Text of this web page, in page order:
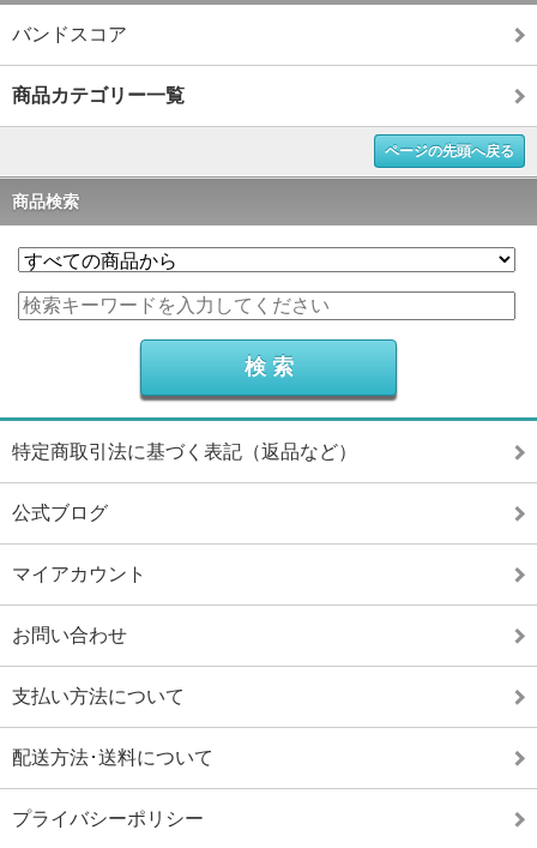
バンドスコア
商品カテゴリー一覧
ページの先頭へ戻る
商品検索
特定商取引法に基づく表記（返品など）
公式ブログ
マイアカウント
お問い合わせ
支払い方法について
配送方法･送料について
プライバシーポリシー